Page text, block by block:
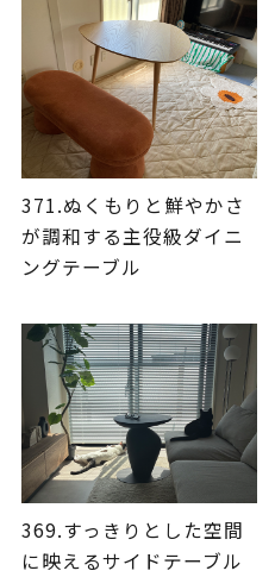
371.ぬくもりと鮮やかさ
が調和する主役級ダイニ
ングテーブル
369.すっきりとした空間
に映えるサイドテーブル